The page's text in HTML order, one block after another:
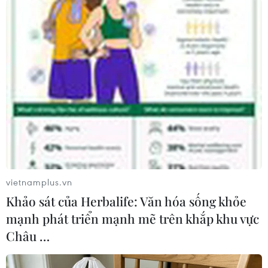
(TTXVN/Vietnam+)
#Apple #Chạm để thanh toán #Apple Watch
vietnamplus.vn
Khảo sát của Herbalife: Văn hóa sống khỏe
mạnh phát triển mạnh mẽ trên khắp khu vực
Châu …